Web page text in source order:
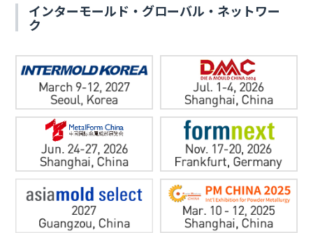
インターモールド・グローバル・ネットワー
ク